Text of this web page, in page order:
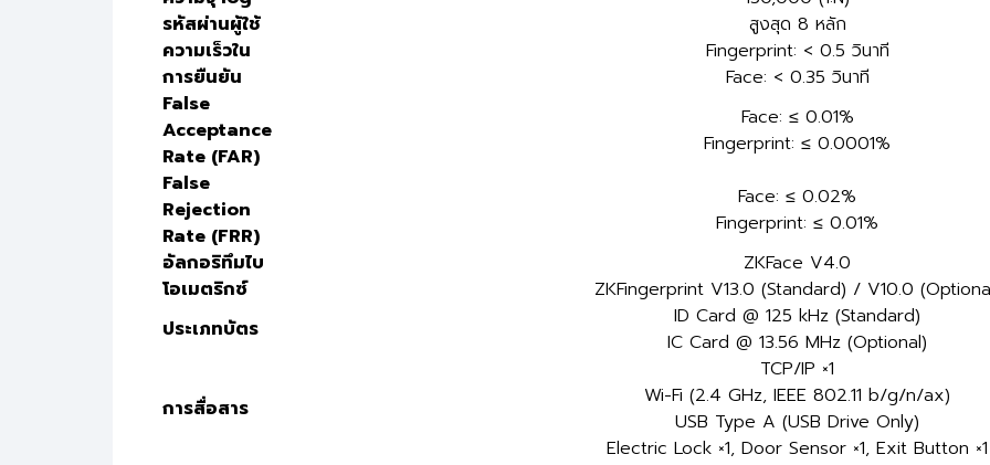
รหัสผ่านผู้ใช้
สูงสุด 8 หลัก
ความเร็วใน
การยืนยัน
Fingerprint: < 0.5 วินาที
Face: < 0.35 วินาที
False
Acceptance
Rate (FAR)
Face: ≤ 0.01%
Fingerprint: ≤ 0.0001%
False
Rejection
Rate (FRR)
Face: ≤ 0.02%
Fingerprint: ≤ 0.01%
อัลกอริทึมไบ
โอเมตริกซ์
ZKFace V4.0
ZKFingerprint V13.0 (Standard) / V10.0
ประเภทบัตร
ID Card @ 125 kHz (Standard)
IC Card @ 13.56 MHz (Optional)
การสื่อสาร
TCP/IP ×1
Wi-Fi (2.4 GHz, IEEE 802.11 b/g/n/ax)
USB Type A (USB Drive Only)
Electric Lock ×1, Door Sensor ×1, Exit Button ×1